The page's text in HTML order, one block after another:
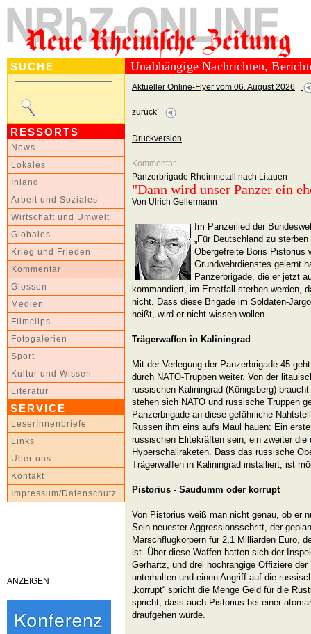
SUCHE
RESSORTS
News
Lokales
Inland
Arbeit und Soziales
Wirtschaft und Umwelt
Globales
Krieg und Frieden
Kommentar
Glossen
Medien
Filmclips
Fotogalerien
Sport
Kultur und Wissen
Literatur
SERVICE
LeserInnenbriefe
Links
Über uns
Kontakt
Impressum/Datenschutz
ANZEIGEN
Unabhängige Nachrichten,
Aktueller Online-Flyer vom 06. August 2026
zurück
Druckversion
Kommentar
Panzerbrigade Rheinmetall nach Litauen
"Dann wird unser Panzer ein
Von Ulrich Gellermann
Im Panzerlied der
„Für Deutschland zu
Obergefreite Boris Pistorius
Grundwehrdienstes gelernt
Panzerbrigade, die er jetzt
kommandiert, im Ernstfall sterben werden,
nicht. Dass diese Brigade im Soldaten-
heißt, wird er nicht wissen wollen.
Trägerwaffen in Kaliningrad
Mit der Verlegung der Panzerbrigade 45
durch NATO-Truppen weiter. Von der
russischen Kaliningrad (Königsberg)
stehen sich NATO und russische Truppen
Panzerbrigade an diese gefährliche
Russen ihm eins aufs Maul hauen: Ein
russischen Elitekräften sein, ein zweiter die
Hyperschallraketen. Dass das russische
Trägerwaffen in Kaliningrad installiert, ist
Pistorius - Saudumm oder korrupt
Von Pistorius weiß man nicht genau, ob er
Sein neuester Aggressionsschritt, der
Marschflugkörpern für 2,1 Milliarden Euro,
ist. Über diese Waffen hatten sich der
Gerhartz, und drei hochrangige Offiziere
unterhalten und einen Angriff auf die
„korrupt“ spricht die Menge Geld für die
spricht, dass auch Pistorius bei einer
draufgehen würde.